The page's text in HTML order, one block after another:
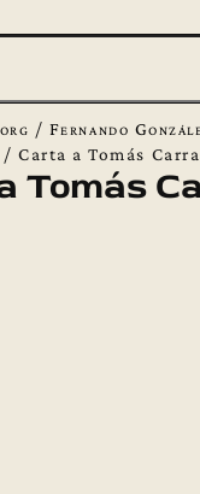
/ Fernando
/Carta a Tomás
Tomás